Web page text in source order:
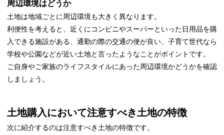
周辺環境はどうか
土地は地域ごとに周辺環境も大きく異なります。
利便性を考えると、近くにコンビニやスーパーといった日用品を購
入できる施設がある、通勤の際の交通の便が良い、子育て世代なら
学校や公園などが近い土地と言ったようなことがポイントです。
ご自身やご家族のライフスタイルにあった周辺環境かどうかを確認
しましょう。
土地購入において注意すべき土地の特徴
次に紹介するのは注意すべき土地の特徴です。